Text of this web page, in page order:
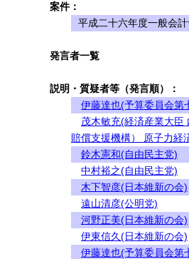
案件：
平成二十六年度一般会
発言者一覧
説明・質疑者等（発言順）：
伊藤達也(予算委員会第
茂木敏充(経済産業大臣
賠償支援機構） 原子力経
鈴木憲和(自由民主党)
中村裕之(自由民主党)
木下智彦(日本維新の会)
遠山清彦(公明党)
河野正美(日本維新の会)
伊東信久(日本維新の会)
伊藤達也(予算委員会第